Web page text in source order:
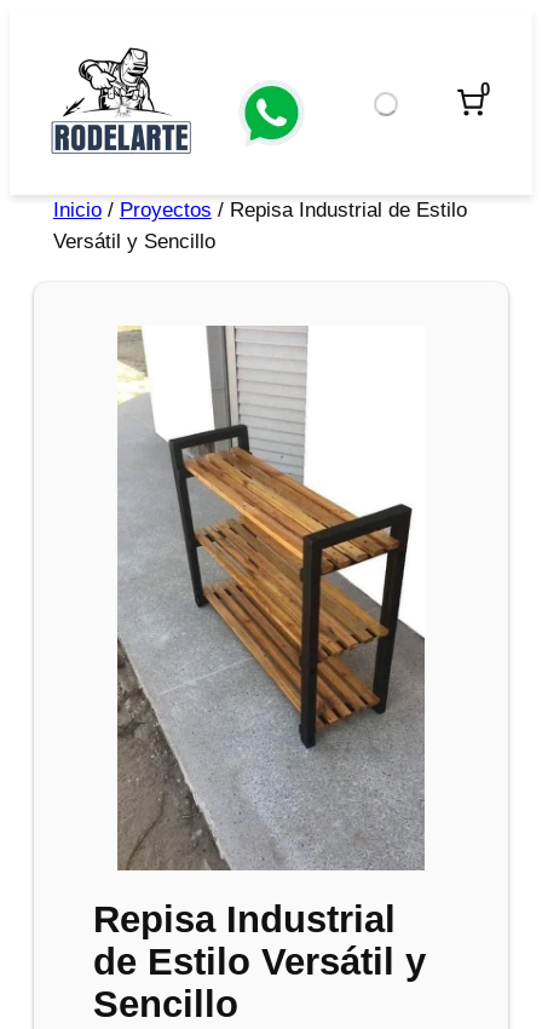
0
Inicio/ Proyectos / Repisa Industrial de Estilo
Versátil y Sencillo
Repisa Industrial
de Estilo Versátil y
Sencillo